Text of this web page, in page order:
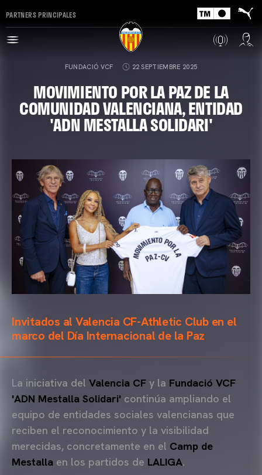
PARTNERS PRINCIPALES
FUNDACIÓ VCF 22 SEPTIEMBRE 2025
MOVIMIENTO POR LA PAZ DE LA
COMUNIDAD VALENCIANA, ENTIDAD
'ADN MESTALLA SOLIDARI'
Invitados al Valencia CF-Athletic Club en el
marco del Día Internacional de la Paz
La iniciativa del Valencia CF y la Fundació VCF
'ADN Mestalla Solidari' continúa ampliando el
equipo de entidades sociales valencianas que
reciben el reconocimiento y la visibilidad
merecidas, concretamente en el Camp de
Mestalla en los partidos de LALIGA.